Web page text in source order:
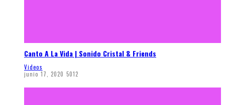
Canto A La Vida | Sonido Cristal & Friends
Videos
junio 17, 2020 5012